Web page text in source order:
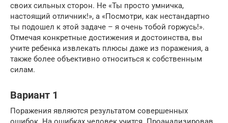
своих сильных сторон. Не «Ты просто умничка,
настоящий отличник!», а «Посмотри, как нестандартно
ты подошел к этой задаче – я очень тобой горжусь!».
Отмечая конкретные достижения и достоинства, вы
учите ребенка извлекать плюсы даже из поражения, а
также более объективно относиться к собственным
силам.
Вариант 1
Поражения являются результатом совершенных